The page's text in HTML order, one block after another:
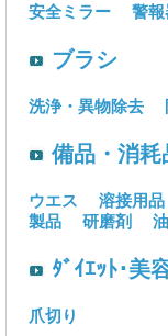
安全ミラー 警報
ブラシ
洗浄・異物除去
備品・消耗
ウエス 溶接用品
製品
研磨剤
ﾀﾞｲｴｯﾄ･美
爪切り